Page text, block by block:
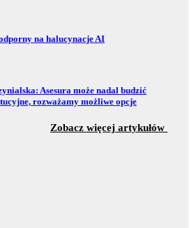
na halucynacje AI
Asesura może nadal budzić
rozważamy możliwe opcje
Zobacz więcej artykułów